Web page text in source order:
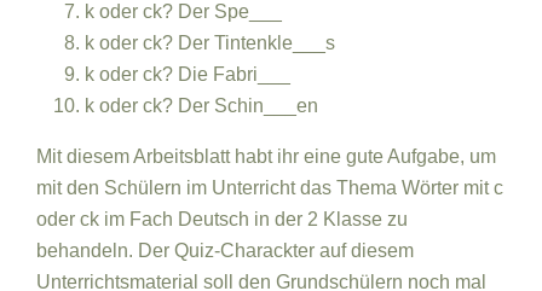
k oder ck? Der Spe___
k oder ck? Der Tintenkle___s
k oder ck? Die Fabri___
k oder ck? Der Schin___en
Mit diesem Arbeitsblatt habt ihr eine gute Aufgabe, um
mit den Schülern im Unterricht das Thema Wörter mit c
oder ck im Fach Deutsch in der 2 Klasse zu
behandeln. Der Quiz-Charackter auf diesem
Unterrichtsmaterial soll den Grundschülern noch mal